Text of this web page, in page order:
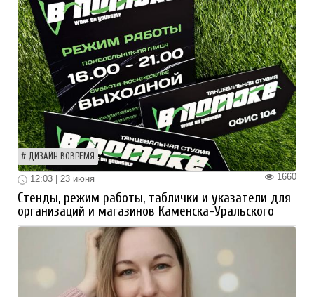
ДИЗАЙН ВОВРЕМЯ
1660
12:03 | 23 июня
Стенды, режим работы, таблички и указатели для
организаций и магазинов Каменска-Уральского